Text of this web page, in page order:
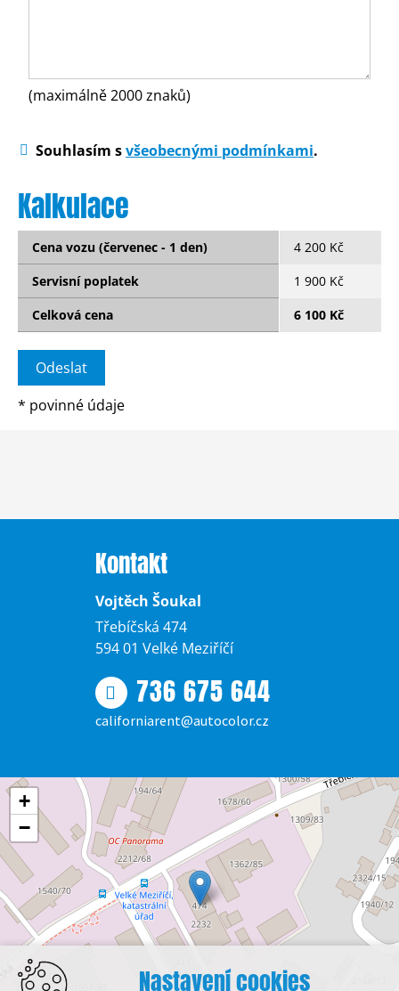
(maximálně 2000 znaků)
Souhlasím svšeobecnými podmínkami.
Kalkulace
Cena vozu (červenec - 1 den)
4 200 Kč
Servisní poplatek
1 900 Kč
Celková cena
6 100 Kč
* povinné údaje
Kontakt
Vojtěch Šoukal
Třebíčská 474
594 01 Velké Meziříčí
736 675 644
californiarent@autocolor.cz
+
−
Nastavení cookies